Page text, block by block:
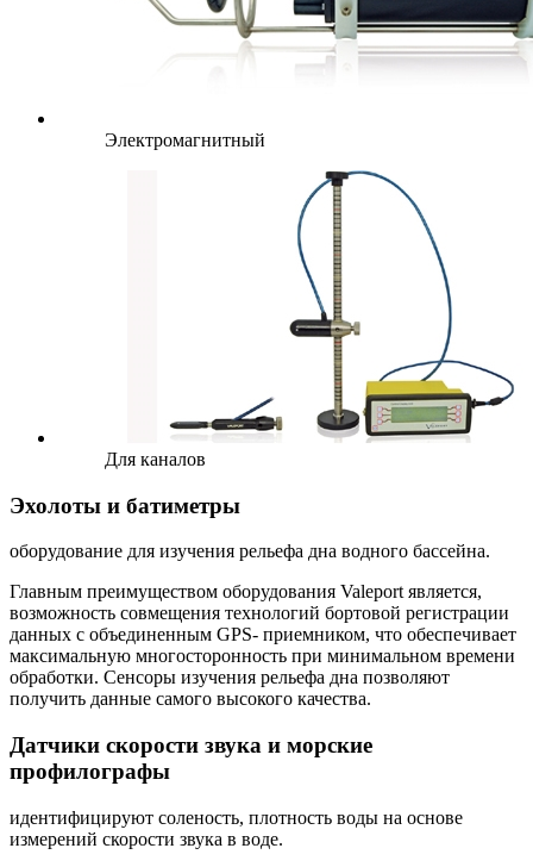
Электромагнитный
Для каналов
Эхолоты и батиметры
оборудование для изучения рельефа дна водного бассейна.
Главным преимуществом оборудования Valeport является,
возможность совмещения технологий бортовой регистрации
данных с объединенным GPS- приемником, что обеспечивает
максимальную многосторонность при минимальном времени
обработки. Сенсоры изучения рельефа дна позволяют
получить данные самого высокого качества.
Датчики скорости звука и морские
профилографы
идентифицируют соленость, плотность воды на основе
измерений скорости звука в воде.